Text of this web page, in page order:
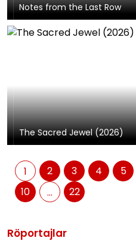
Notes from the Last Row
The Sacred Jewel (2026)
1 2 3 4 5
10
... 22
Röportajlar